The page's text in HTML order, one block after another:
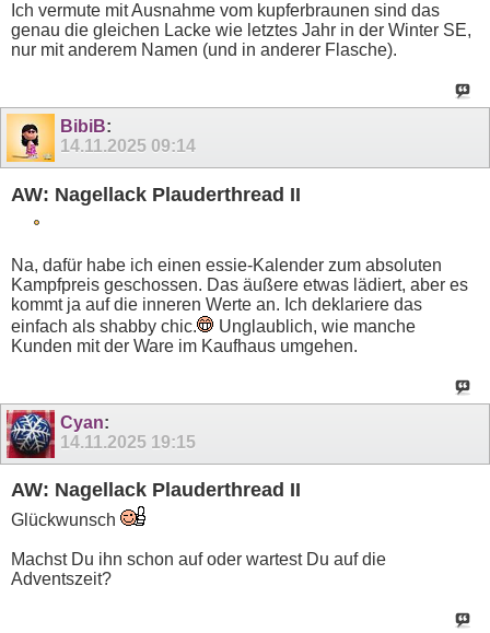
Ich vermute mit Ausnahme vom kupferbraunen sind das
genau die gleichen Lacke wie letztes Jahr in der Winter SE,
nur mit anderem Namen (und in anderer Flasche).
BibiB:
14.11.2025 09:14
AW: Nagellack Plauderthread II
Na, dafür habe ich einen essie-Kalender zum absoluten
Kampfpreis geschossen. Das äußere etwas lädiert, aber es
kommt ja auf die inneren Werte an. Ich deklariere das
einfach als shabby chic.
Unglaublich, wie manche
Kunden mit der Ware im Kaufhaus umgehen.
Cyan:
14.11.2025 19:15
AW: Nagellack Plauderthread II
Glückwunsch
Machst Du ihn schon auf oder wartest Du auf die
Adventszeit?